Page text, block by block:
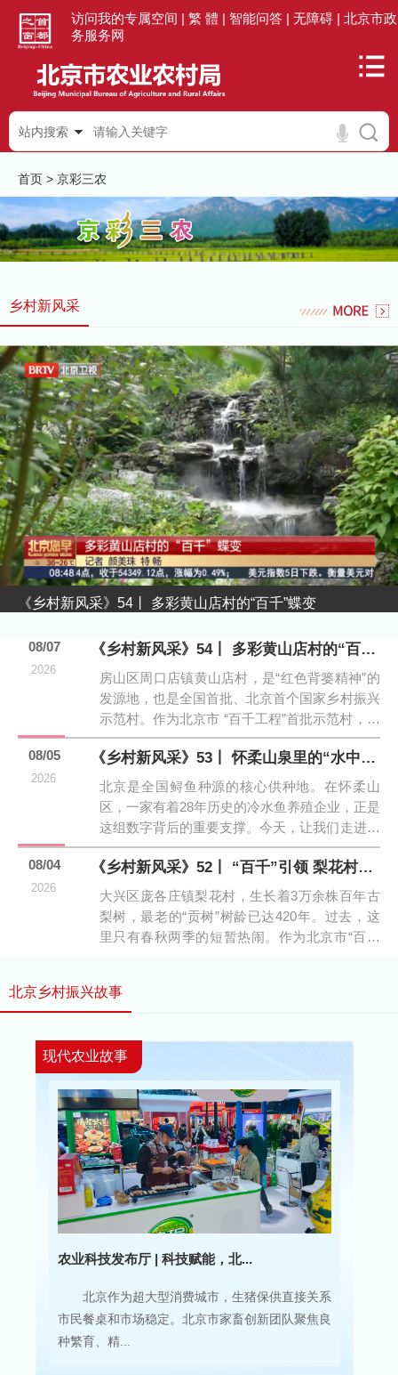
访问我的专属空间 | 繁 體 | 智能问答 | 无障碍 | 北京市政
务服务网
站内搜索
首页 > 京彩三农
乡村新风采
《乡村新风采》54丨 多彩黄山店村的“百千”蝶变
08/07
2026
《乡村新风采》54丨 多彩黄山店村的“百千”蝶变
房山区周口店镇黄山店村，是“红色背篓精神”的
发源地，也是全国首批、北京首个国家乡村振兴
示范村。作为北京市 “百千工程”首批示范村，黄
山店村忠...
08/05
2026
《乡村新风采》53丨 怀柔山泉里的“水中芯片”
北京是全国鲟鱼种源的核心供种地。在怀柔山
区，一家有着28年历史的冷水鱼养殖企业，正是
这组数字背后的重要支撑。今天，让我们走进北
京天源渔港农庄...
08/04
2026
《乡村新风采》52丨 “百千”引领 梨花村的“望...
大兴区庞各庄镇梨花村，生长着3万余株百年古
梨树，最老的“贡树”树龄已达420年。过去，这
里只有春秋两季的短暂热闹。作为北京市“百千
北京乡村振兴故事
现代农业故事
农业科技发布厅 | 科技赋能，北...
北京作为超大型消费城市，生猪保供直接关系
市民餐桌和市场稳定。北京市家畜创新团队聚焦良
种繁育、精...